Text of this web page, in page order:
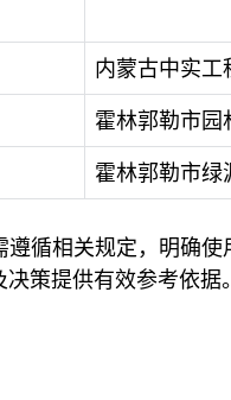
内蒙古中实工
霍林郭勒市园
霍林郭勒市绿
循相关规定，明确
策提供有效参考依据。